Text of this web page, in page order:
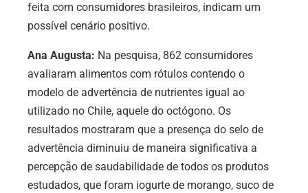
feita com consumidores brasileiros, indicam um
possível cenário positivo.
Ana Augusta: Na pesquisa, 862 consumidores
avaliaram alimentos com rótulos contendo o
modelo de advertência de nutrientes igual ao
utilizado no Chile, aquele do octógono. Os
resultados mostraram que a presença do selo de
advertência diminuiu de maneira significativa a
percepção de saudabilidade de todos os produtos
estudados, que foram iogurte de morango, suco de